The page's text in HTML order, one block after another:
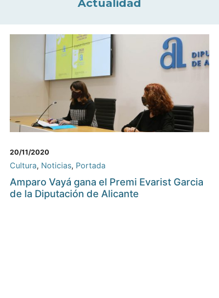
Actualidad
20/11/2020
Cultura, Noticias, Portada
Amparo Vayá gana el Premi Evarist Garcia
de la Diputación de Alicante